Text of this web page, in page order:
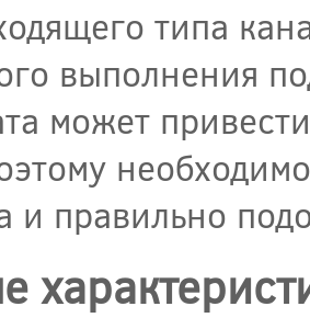
типа
выполнения
может
и правильно